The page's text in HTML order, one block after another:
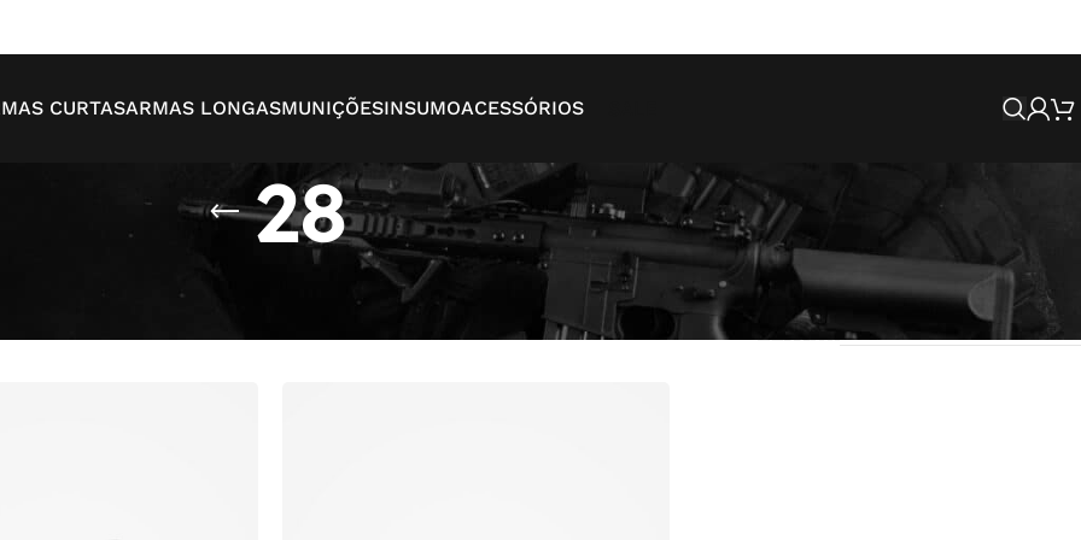
CURTASARMAS LONGASMUNIÇÕESINSUMOACESSÓRIOS
28
Mostrando todos os 3 resultados
Mostrar